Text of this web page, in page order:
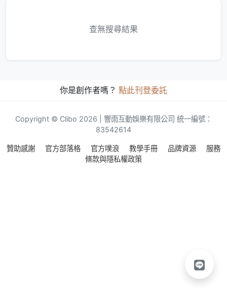
查無搜尋結果
你是創作者嗎？ 點此刊登委託
Copyright © Clibo 2026 | 響雨互動娛樂有限公司 統一編號：
83542614
贊助感謝 官方部落格 官方噗浪 教學手冊 品牌資源
服務
條款與隱私權政策